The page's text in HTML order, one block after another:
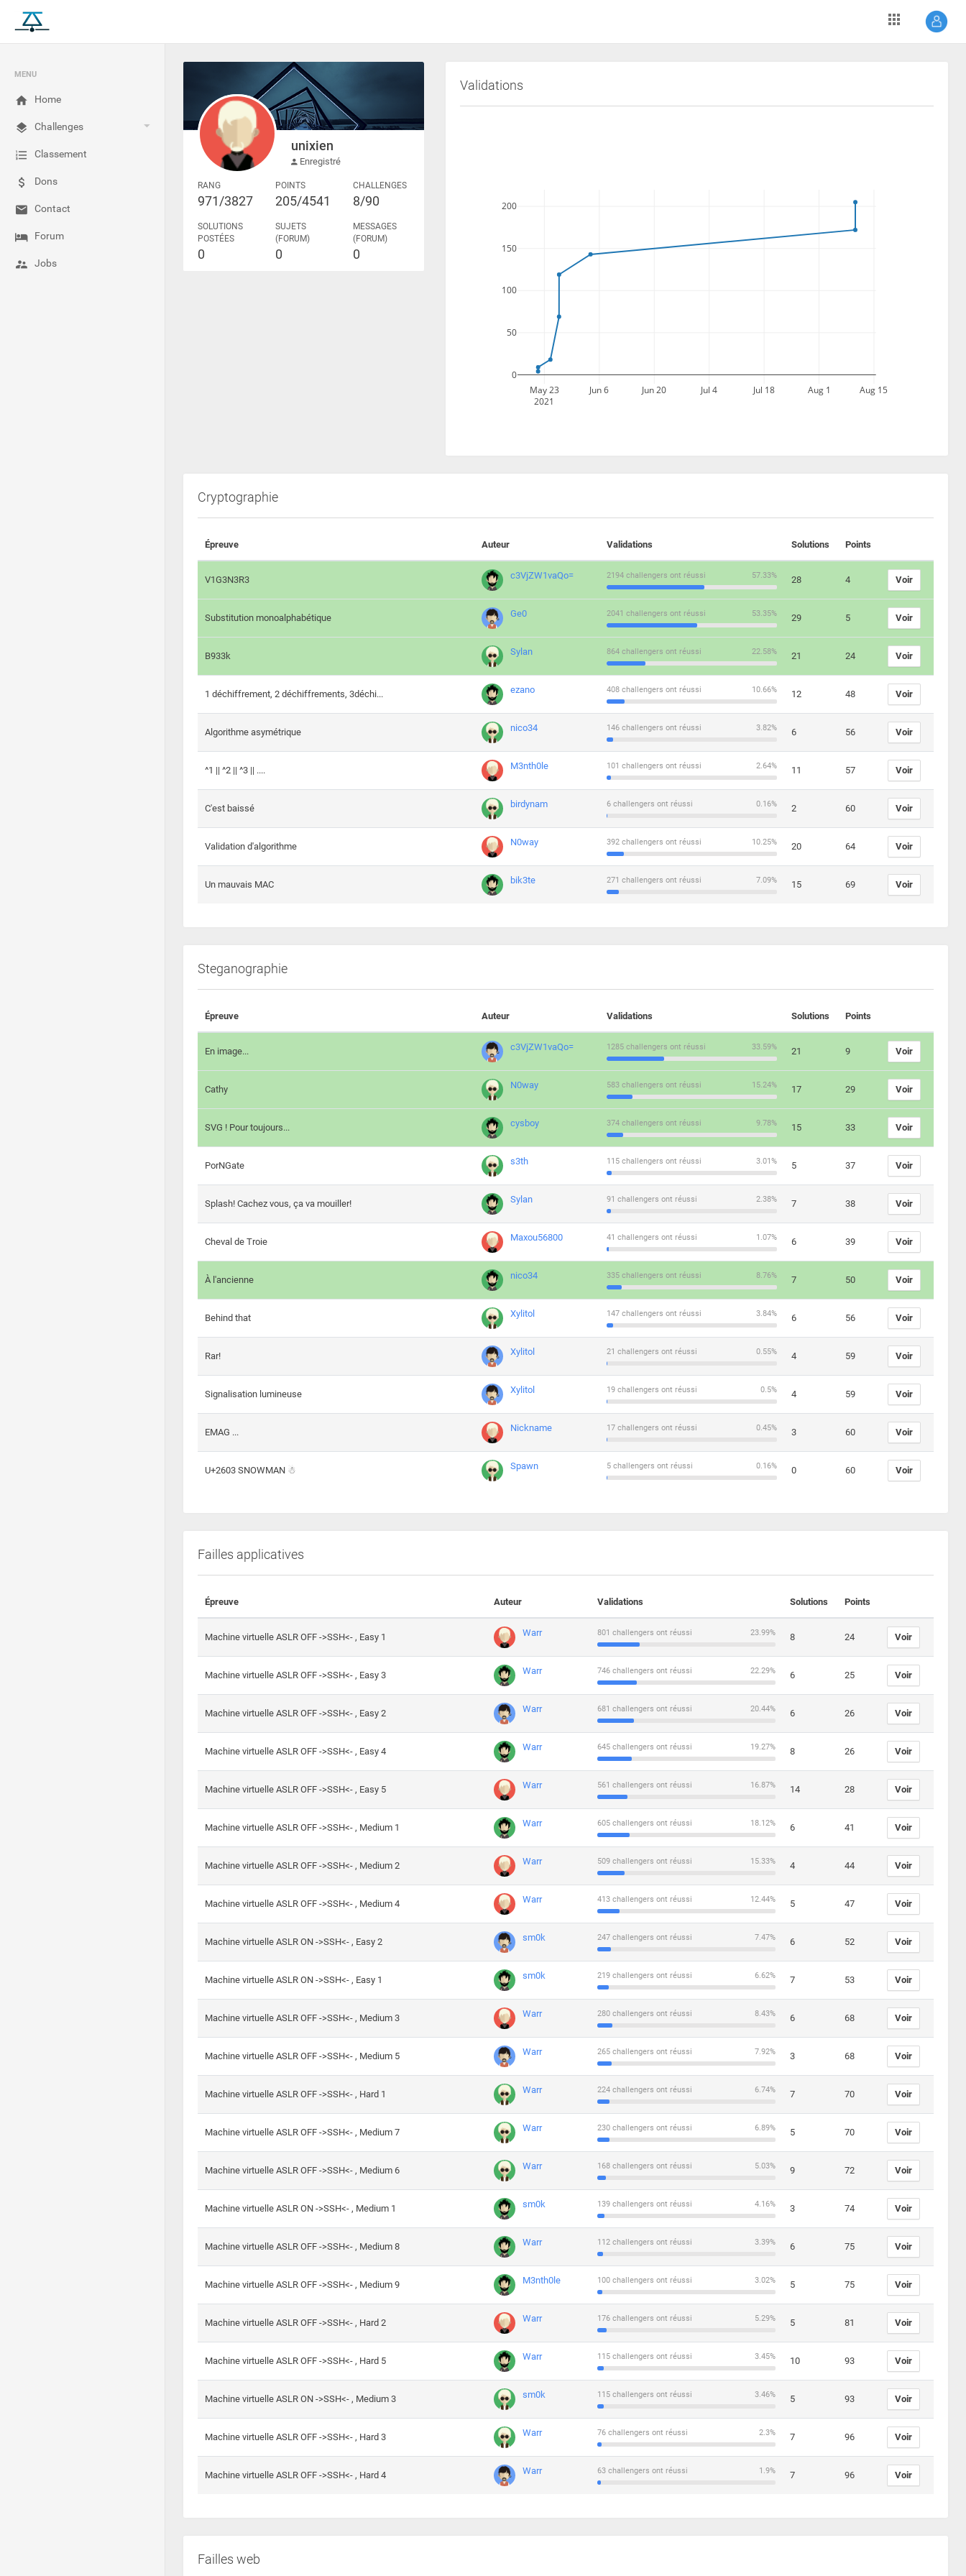
MENU
Home
Challenges
Classement
Dons
Contact
Forum
Jobs
unixien
Enregistré
RANG
971/3827
POINTS
205/4541
CHALLENGES
8/90
SOLUTIONS
POSTÉES
0
SUJETS
(FORUM)
0
MESSAGES
(FORUM)
0
Validations
May 23
2021
Jun 6 Jun 20 Jul 4 Jul 18 Aug 1 Aug 15
0
50
100
150
200
Cryptographie
Épreuve Auteur Validations Solutions Points
V1G3N3R3 c3VjZW1vaQo= 57.33%
2194 challengers ont réussi 28 4 Voir
Substitution monoalphabétique Ge0 53.35%
2041 challengers ont réussi 29 5 Voir
B933k Sylan 22.58%
864 challengers ont réussi 21 24 Voir
1 déchiffrement, 2 déchiffrements, 3déchi... ezano 10.66%
408 challengers ont réussi 12 48 Voir
Algorithme asymétrique nico34 3.82%
146 challengers ont réussi 6 56 Voir
^1 || ^2 || ^3 || .... M3nth0le 2.64%
101 challengers ont réussi 11 57 Voir
C'est baissé birdynam 0.16%
6 challengers ont réussi 2 60 Voir
Validation d'algorithme N0way 10.25%
392 challengers ont réussi 20 64 Voir
Un mauvais MAC bik3te 7.09%
271 challengers ont réussi 15 69 Voir
Steganographie
Épreuve Auteur Validations Solutions Points
En image... c3VjZW1vaQo= 33.59%
1285 challengers ont réussi 21 9 Voir
Cathy N0way 15.24%
583 challengers ont réussi 17 29 Voir
SVG ! Pour toujours... cysboy 9.78%
374 challengers ont réussi 15 33 Voir
PorNGate s3th 3.01%
115 challengers ont réussi 5 37 Voir
Splash! Cachez vous, ça va mouiller! Sylan 2.38%
91 challengers ont réussi 7 38 Voir
Cheval de Troie Maxou56800 1.07%
41 challengers ont réussi 6 39 Voir
À l'ancienne nico34 8.76%
335 challengers ont réussi 7 50 Voir
Behind that Xylitol 3.84%
147 challengers ont réussi 6 56 Voir
Rar! Xylitol 0.55%
21 challengers ont réussi 4 59 Voir
Signalisation lumineuse Xylitol 0.5%
19 challengers ont réussi 4 59 Voir
EMAG ... Nickname 0.45%
17 challengers ont réussi 3 60 Voir
U+2603 SNOWMAN ☃ Spawn 0.16%
5 challengers ont réussi 0 60 Voir
Failles applicatives
Épreuve Auteur Validations Solutions Points
Machine virtuelle ASLR OFF ->SSH<- , Easy 1 Warr 23.99%
801 challengers ont réussi 8 24 Voir
Machine virtuelle ASLR OFF ->SSH<- , Easy 3 Warr 22.29%
746 challengers ont réussi 6 25 Voir
Machine virtuelle ASLR OFF ->SSH<- , Easy 2 Warr 20.44%
681 challengers ont réussi 6 26 Voir
Machine virtuelle ASLR OFF ->SSH<- , Easy 4 Warr 19.27%
645 challengers ont réussi 8 26 Voir
Machine virtuelle ASLR OFF ->SSH<- , Easy 5 Warr 16.87%
561 challengers ont réussi 14 28 Voir
Machine virtuelle ASLR OFF ->SSH<- , Medium 1 Warr 18.12%
605 challengers ont réussi 6 41 Voir
Machine virtuelle ASLR OFF ->SSH<- , Medium 2 Warr 15.33%
509 challengers ont réussi 4 44 Voir
Machine virtuelle ASLR OFF ->SSH<- , Medium 4 Warr 12.44%
413 challengers ont réussi 5 47 Voir
Machine virtuelle ASLR ON ->SSH<- , Easy 2 sm0k 7.47%
247 challengers ont réussi 6 52 Voir
Machine virtuelle ASLR ON ->SSH<- , Easy 1 sm0k 6.62%
219 challengers ont réussi 7 53 Voir
Machine virtuelle ASLR OFF ->SSH<- , Medium 3 Warr 8.43%
280 challengers ont réussi 6 68 Voir
Machine virtuelle ASLR OFF ->SSH<- , Medium 5 Warr 7.92%
265 challengers ont réussi 3 68 Voir
Machine virtuelle ASLR OFF ->SSH<- , Hard 1 Warr 6.74%
224 challengers ont réussi 7 70 Voir
Machine virtuelle ASLR OFF ->SSH<- , Medium 7 Warr 6.89%
230 challengers ont réussi 5 70 Voir
Machine virtuelle ASLR OFF ->SSH<- , Medium 6 Warr 5.03%
168 challengers ont réussi 9 72 Voir
Machine virtuelle ASLR ON ->SSH<- , Medium 1 sm0k 4.16%
139 challengers ont réussi 3 74 Voir
Machine virtuelle ASLR OFF ->SSH<- , Medium 8 Warr 3.39%
112 challengers ont réussi 6 75 Voir
Machine virtuelle ASLR OFF ->SSH<- , Medium 9 M3nth0le 3.02%
100 challengers ont réussi 5 75 Voir
Machine virtuelle ASLR OFF ->SSH<- , Hard 2 Warr 5.29%
176 challengers ont réussi 5 81 Voir
Machine virtuelle ASLR OFF ->SSH<- , Hard 5 Warr 3.45%
115 challengers ont réussi 10 93 Voir
Machine virtuelle ASLR ON ->SSH<- , Medium 3 sm0k 3.46%
115 challengers ont réussi 5 93 Voir
Machine virtuelle ASLR OFF ->SSH<- , Hard 3 Warr 2.3%
76 challengers ont réussi 7 96 Voir
Machine virtuelle ASLR OFF ->SSH<- , Hard 4 Warr 1.9%
63 challengers ont réussi 7 96 Voir
Failles web